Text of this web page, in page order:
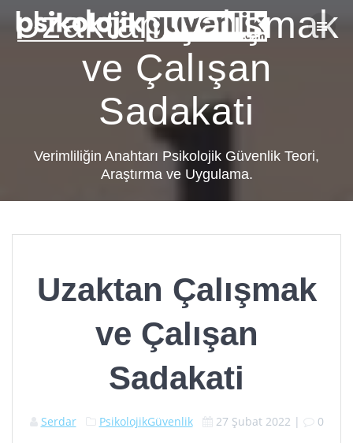
Skip
to
content
Uzaktan Çalışmak
ve Çalışan
Sadakati
Verimliliğin Anahtarı Psikolojik Güvenlik Teori,
Araştırma ve Uygulama.
Uzaktan Çalışmak
ve Çalışan
Sadakati
Serdar PsikolojikGüvenlik 27 Şubat 2022 | 0